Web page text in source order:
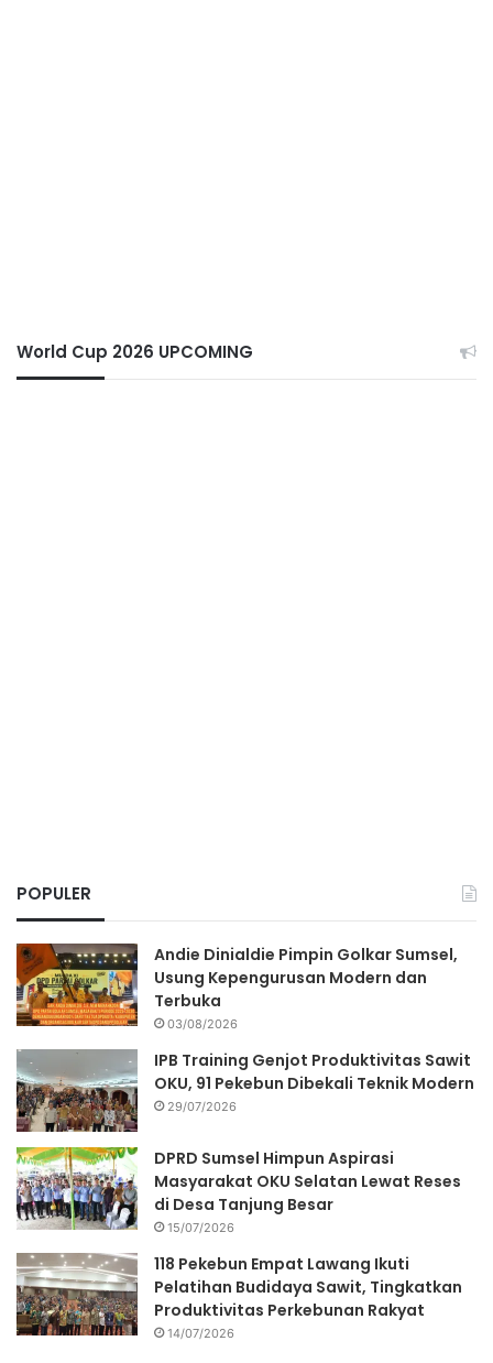
World Cup 2026 UPCOMING
POPULER
Andie Dinialdie Pimpin Golkar Sumsel,
Usung Kepengurusan Modern dan
Terbuka
03/08/2026
IPB Training Genjot Produktivitas Sawit
OKU, 91 Pekebun Dibekali Teknik Modern
29/07/2026
DPRD Sumsel Himpun Aspirasi
Masyarakat OKU Selatan Lewat Reses
di Desa Tanjung Besar
15/07/2026
118 Pekebun Empat Lawang Ikuti
Pelatihan Budidaya Sawit, Tingkatkan
Produktivitas Perkebunan Rakyat
14/07/2026